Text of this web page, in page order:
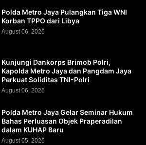
Polda Metro Jaya Pulangkan Tiga WNI
Korban TPPO dari Libya
August 06, 2026
Kunjungi Dankorps Brimob Polri,
Kapolda Metro Jaya dan Pangdam Jaya
Perkuat Soliditas TNI-Polri
August 06, 2026
Polda Metro Jaya Gelar Seminar Hukum
Bahas Perluasan Objek Praperadilan
dalam KUHAP Baru
August 05, 2026